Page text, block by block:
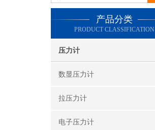
产品分类
PRODUCT CLASSIFICATION
压力计
数显压力计
拉压力计
电子压力计